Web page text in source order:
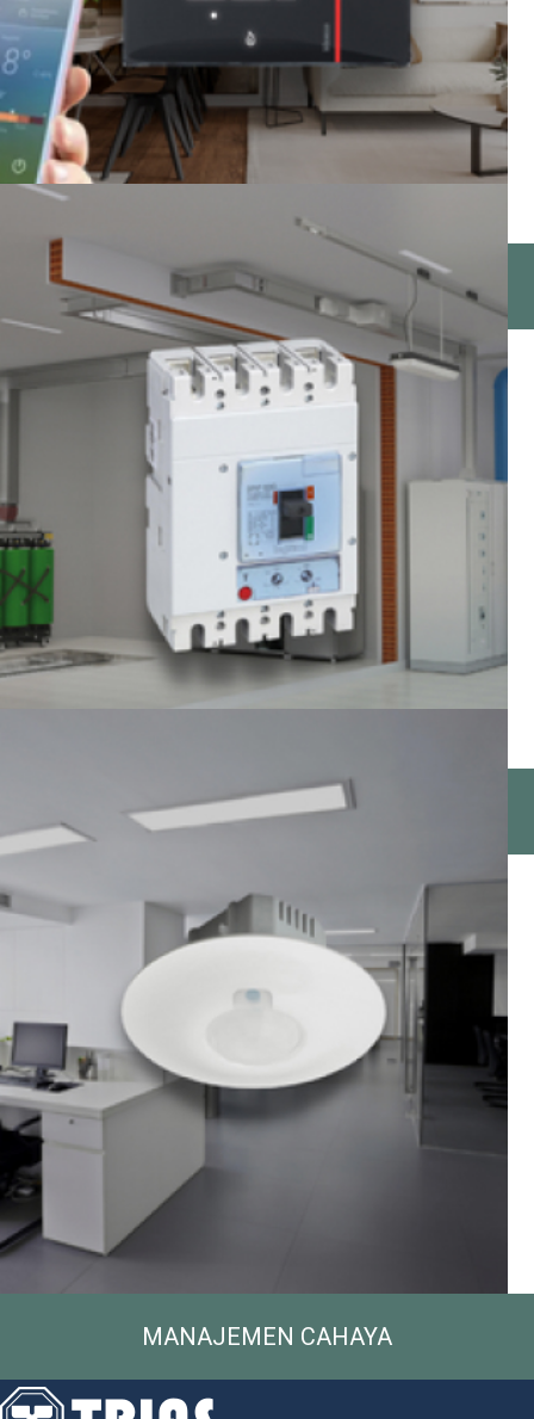
RUMAH PINTAR
DISTRIBUSI ENERGI
MANAJEMEN CAHAYA